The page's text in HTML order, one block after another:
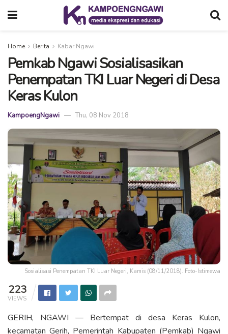
Home Berita Kabar Ngawi
Pemkab Ngawi Sosialisasikan
Penempatan TKI Luar Negeri di Desa
Keras Kulon
KampoengNgawi Thu, 08 Nov 2018
Sosialisasi Penempatan TKI Luar Negeri, Kamis (08/11/2018). Foto-Istimewa
223
VIEWS
GERIH, NGAWI — Bertempat di desa Keras Kulon,
kecamatan Gerih, Pemerintah Kabupaten (Pemkab) Ngawi